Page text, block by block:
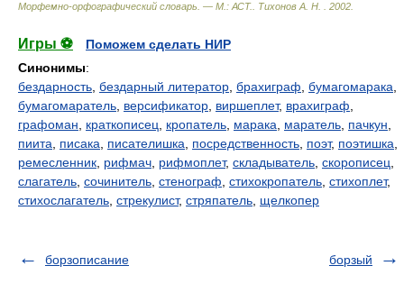
Морфемно-орфографический словарь. — М.: АСТ. Тихонов А. Н. 2002
Игры ⚽
Поможем сделать НИР
Синонимы:
бездарность бездарный литератор брахиграф бумагомарака
бумагомаратель версификатор виршеплет, врахиграф
графоман
краткописец кропатель марака маратель пачкун
пиита
писака писателишка посредственность поэт, поэтишка
ремесленник рифмач рифмоплет, складыватель скорописец
слагатель сочинитель стенограф стихокропатель стихоплет,
стихослагатель стрекулист, стряпатель щелкопер
борзописание борзый